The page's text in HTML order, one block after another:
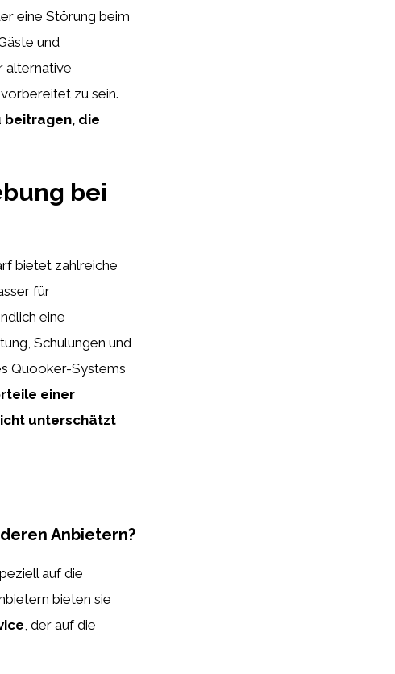
eine Störung beim
und
alternative
zu sein.
beitragen, die
bei
bietet zahlreiche
für
eine
Schulungen und
Quooker-Systems
einer
unterschätzt
Anbietern?
auf die
bieten sie
, der auf die